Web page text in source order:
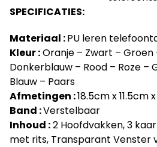
SPECIFICATIES:
Materiaal :PU leren
Kleur :Oranje – Zwart – Groen
Donkerblauw – Rood – Roze –
Blauw – Paars
Afmetingen :18.5cm x 11.5cm
Band :Verstelbaar
Inhoud :2 Hoofdvakken, 3
met rits, Transparant Venster